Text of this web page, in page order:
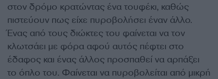
στον δρόμο κρατώντας ένα τουφέκι, καθώς
πιστεύουν πως είχε πυροβολήσει έναν άλλο.
Ένας από τους διώκτες του φαίνεται να τον
κλωτσάει με φόρα αφού αυτός πέφτει στο
έδαφος και ένας άλλος προσπαθεί να αρπάξει
το όπλο του. Φαίνεται να πυροβολείται από μικρή